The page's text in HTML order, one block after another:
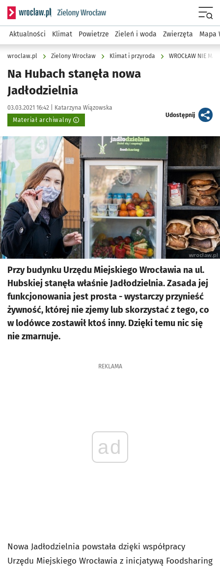
Serwis informacyjny wroclaw.pl podserwis: Środowisko we
Aktualności Klimat Powietrze Zieleń i woda Zwierzęta Mapa
wroclaw.pl Zielony Wrocław Klimat i przyroda WROCŁAW NIE
Na Hubach stanęła nowa
Jadłodzielnia
Data publikacji:
03.03.2021 16:42 | Autor:
Katarzyna Wiązowska
Materiał archiwalny
Udostępnijartykuł
Kliknij, aby powiększyć
Przy budynku Urzędu Miejskiego Wrocławia na ul.
Hubskiej stanęła właśnie Jadłodzielnia. Zasada jej
funkcjonowania jest prosta - wystarczy przynieść
żywność, której nie zjemy lub skorzystać z tego, co
w lodówce zostawił ktoś inny. Dzięki temu nic się
nie zmarnuje.
REKLAMA
ad
Nowa Jadłodzielnia powstała dzięki współpracy
Urzędu Miejskiego Wrocławia z inicjatywą Foodsharing